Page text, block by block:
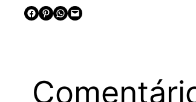
Share on Facebook
Share on Pinterest Share on WhatsApp Email this Page